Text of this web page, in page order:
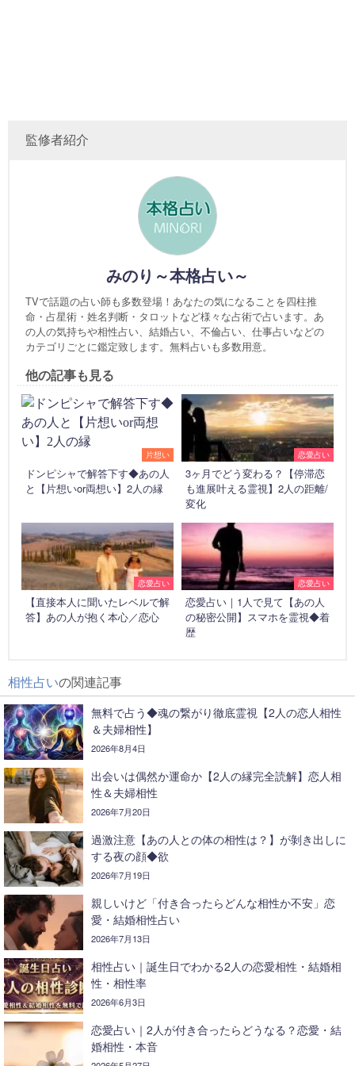
監修者紹介
みのり～本格占い～
TVで話題の占い師も多数登場！あなたの気になることを四柱推
命・占星術・姓名判断・タロットなど様々な占術で占います。あ
の人の気持ちや相性占い、結婚占い、不倫占い、仕事占いなどの
カテゴリごとに鑑定致します。無料占いも多数用意。
他の記事も見る
片想い
ドンピシャで解答下す◆あの人
と【片想いor両想い】2人の縁
恋愛占い
3ヶ月でどう変わる？【停滞恋
も進展叶える霊視】2人の距離/
変化
恋愛占い
【直接本人に聞いたレベルで解
答】あの人が抱く本心／恋心
恋愛占い
恋愛占い｜1人で見て【あの人
の秘密公開】スマホを霊視◆着
歴
相性占いの関連記事
無料で占う◆魂の繋がり徹底霊視【2人の恋人相性
＆夫婦相性】
2026年8月4日
出会いは偶然か運命か【2人の縁完全読解】恋人相
性＆夫婦相性
2026年7月20日
過激注意【あの人との体の相性は？】が剝き出しに
する夜の顔◆欲
2026年7月19日
親しいけど「付き合ったらどんな相性か不安」恋
愛・結婚相性占い
2026年7月13日
相性占い｜誕生日でわかる2人の恋愛相性・結婚相
性・相性率
2026年6月3日
恋愛占い｜2人が付き合ったらどうなる？恋愛・結
婚相性・本音